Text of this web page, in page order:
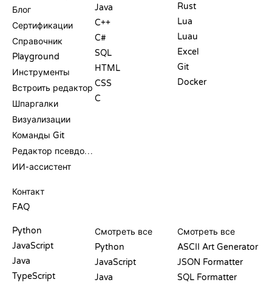
Блог
Сертификации
Справочник
Playground
Инструменты
Встроить редактор
Шпаргалки
Визуализации
Команды Git
Редактор псевдокода
ИИ-ассистент
Контакт
FAQ
Java
C++
C#
SQL
HTML
CSS
C
Rust
Lua
Luau
Excel
Git
Docker
Python
JavaScript
Java
TypeScript
Смотреть все
Python
JavaScript
Java
Смотреть все
ASCII Art Generator
JSON Formatter
SQL Formatter